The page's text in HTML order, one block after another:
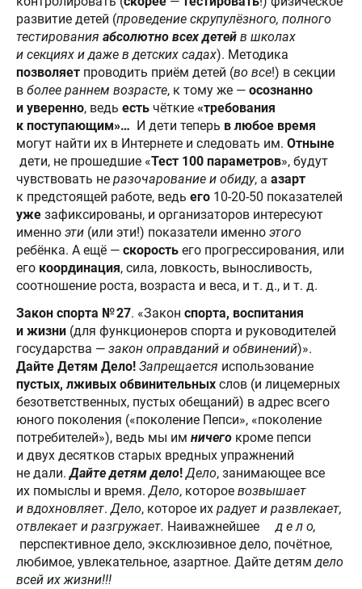
развитие детей (проведение скрупулёзного, полного
тестирования абсолютно всех детей в школах
и секциях и даже в детских садах). Методика
позволяет проводить приём детей (во все!) в секции
в более раннем возрасте, к тому же — осознанно
и уверенно, ведь есть чёткие «требования
к поступающим»… И дети теперь в любое время
могут найти их в Интернете и следовать им. Отныне
дети, не прошедшие «Тест 100 параметров», будут
чувствовать не разочарование и обиду, а азарт
к предстоящей работе, ведь его 10-20-50 показателей
уже зафиксированы, и организаторов интересуют
именно эти (или эти!) показатели именно этого
ребёнка. А ещё — скорость его прогрессирования, или
его координация, сила, ловкость, выносливость,
соотношение роста, возраста и веса, и т. д., и т. д.
Закон спорта № 27. «Закон спорта, воспитания
и жизни (для функционеров спорта и руководителей
государства — закон оправданий и обвинений)».
Дайте Детям Дело! Запрещается использование
пустых, лживых обвинительных слов (и лицемерных
безответственных, пустых обещаний) в адрес всего
юного поколения («поколение Пепси», «поколение
потребителей»), ведь мы им ничего кроме пепси
и двух десятков старых вредных упражнений
не дали.Дайте детям дело! Дело, занимающее все
их помыслы и время.Дело, которое возвышает
и вдохновляет.Дело, которое их радует и развлекает,
отвлекает и разгружает. Наиважнейшеед е л о,
перспективное дело, эксклюзивное дело, почётное,
любимое, увлекательное, азартное. Дайте детямдело
всей их жизни!!!